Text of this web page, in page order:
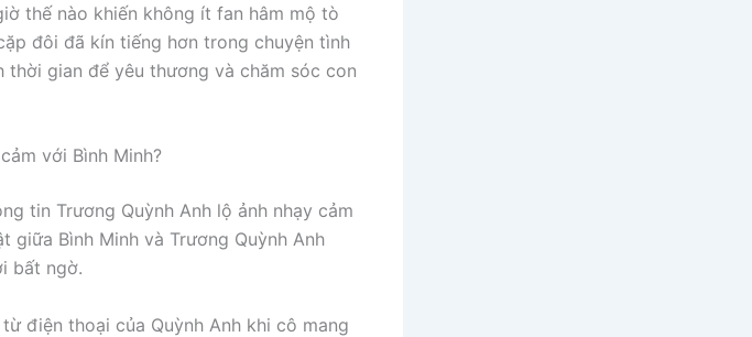
thế nào khiến không ít fan hâm mộ tò
đôi đã kín tiếng hơn trong chuyện tình
thời gian để yêu thương và chăm sóc con
với Bình Minh?
tin Trương Quỳnh Anh lộ ảnh nhạy cảm
giữa Bình Minh và Trương Quỳnh Anh
bất ngờ.
điện thoại của Quỳnh Anh khi cô mang